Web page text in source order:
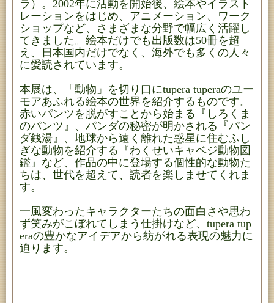
ラ）。2002年に活動を開始後、絵本やイラスト
レーションをはじめ、アニメーション、ワーク
ショップなど、さまざまな分野で幅広く活躍し
てきました。絵本だけでも出版数は50冊を超
え、日本国内だけでなく、海外でも多くの人々
に愛読されています。
本展は、「動物」を切り口にtupera tuperaのユー
モアあふれる絵本の世界を紹介するものです。
赤いパンツを脱がすことから始まる『しろくま
のパンツ』、パンダの秘密が明かされる『パン
ダ銭湯』、地球から遠く離れた惑星に住むふし
ぎな動物を紹介する『わくせいキャベジ動物図
鑑』など、作品の中に登場する個性的な動物た
ちは、世代を超えて、読者を楽しませてくれま
す。
一風変わったキャラクターたちの面白さや思わ
ず笑みがこぼれてしまう仕掛けなど、tupera tup
eraの豊かなアイデアから紡がれる表現の魅力に
迫ります。